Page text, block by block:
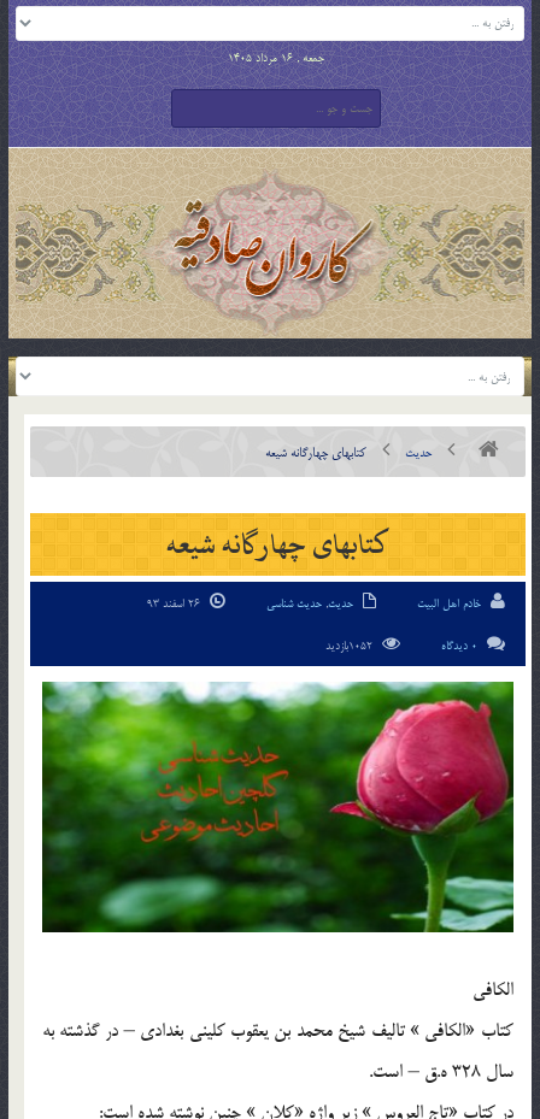
جمعه , 16 مرداد 1405
حدیث كتابهای چهارگانه شيعه
كتابهای چهارگانه شيعه
خادم اهل البیت حدیث, حدیث شناسی
0 دیدگاه
الكافي
كتاب «الكافي » تاليف شيخ محمد بن يعقوب كليني بغدادي – در گذشته به
سال 328 ه.ق – است.
در كتاب «تاج العروس » زير واژه «كلان » چنين نوشته شده است: